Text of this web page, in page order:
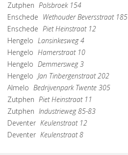
Zutphen Polsbroek 154
Enschede Wethouder Beversstraat 185
Enschede Piet Heinstraat 12
Hengelo Lansinkesweg 4
Hengelo Hamerstraat 10
Hengelo Demmersweg 3
Hengelo Jan Tinbergenstraat 202
Almelo Bedrijvenpark Twente 305
Zutphen Piet Heinstraat 11
Zutphen Industrieweg 85-83
Deventer Keulenstraat 12
Deventer Keulenstraat 8